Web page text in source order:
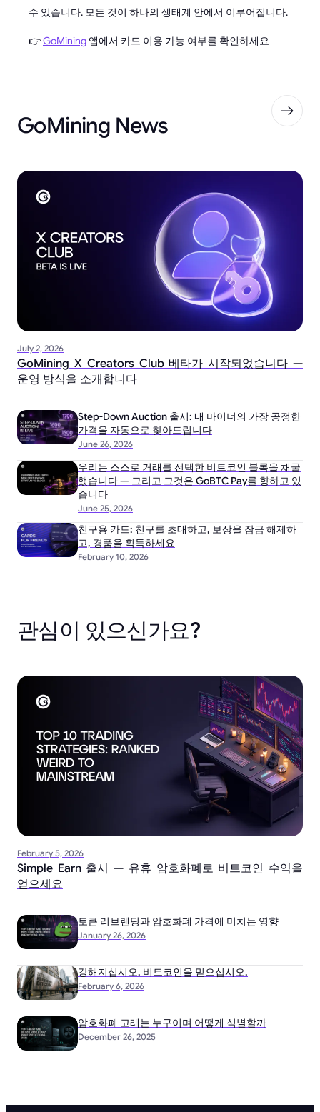
수 있습니다. 모든 것이 하나의 생태계 안에서 이루어집니다.
👉GoMining 앱에서 카드 이용 가능 여부를 확인하세요
GoMining News
July 2, 2026
GoMining X Creators Club 베타가 시작되었습니다 —
운영 방식을 소개합니다
June 26, 2026
Step-Down Auction 출시: 내 마이너의 가장 공정한
가격을 자동으로 찾아드립니다
June 25, 2026
우리는 스스로 거래를 선택한 비트코인 블록을 채굴
했습니다 — 그리고 그것은 GoBTC Pay를 향하고 있
습니다
February 10, 2026
친구용 카드: 친구를 초대하고, 보상을 잠금 해제하
고, 경품을 획득하세요
관심이 있으신가요?
February 5, 2026
Simple Earn 출시 — 유휴 암호화폐로 비트코인 수익을
얻으세요
January 26, 2026
토큰 리브랜딩과 암호화폐 가격에 미치는 영향
February 6, 2026
강해지십시오. 비트코인을 믿으십시오.
December 26, 2025
암호화폐 고래는 누구이며 어떻게 식별할까